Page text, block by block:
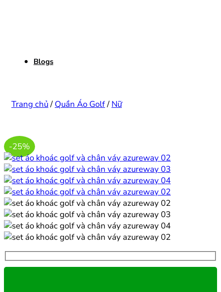
Blogs
Trang chủ/ Quần Áo Golf/ Nữ
-25%